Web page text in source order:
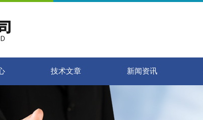
技术文章 新闻资讯